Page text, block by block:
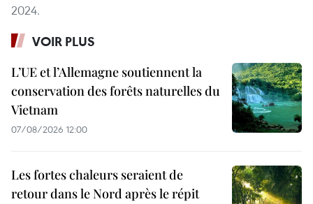
2024.
VOIR PLUS
L’UE et l’Allemagne soutiennent la
conservation des forêts naturelles du
Vietnam
07/08/2026 12:00
Les fortes chaleurs seraient de
retour dans le Nord après le répit